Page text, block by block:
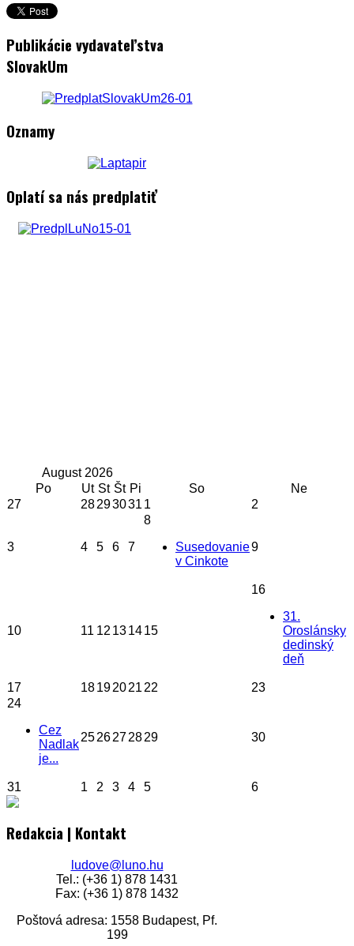
Publikácie vydavateľstva
SlovakUm
Oznamy
Oplatí sa nás predplatiť
August 2026
Po
Ut St Št Pi So
Ne
27
28293031 1 2
3 4 5 6 7
8
Susedovanie
v Cinkote
9
10 11 12 131415
16
31.
Oroslánsky
dedinský
deň
17 18192021 22
23
24
Cez
Nadlak
je...
2526272829 30
31 1 2 3 4 5 6
Redakcia | Kontakt
ludove@luno.hu
Tel.: (+36 1) 878 1431
Fax: (+36 1) 878 1432
Poštová adresa: 1558 Budapest, Pf.
199